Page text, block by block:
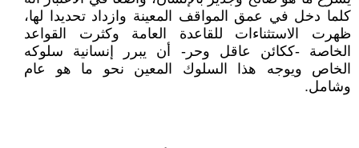
كلما دخل في عمق المواقف المعينة وازداد تحديدا لها،
ظهرت الاستثناءات للقاعدة العامة وكثرت القواعد
الخاصة -ككائن عاقل وحر- أن يبرر إنسانية سلوكه
الخاص ويوجه هذا السلوك المعين نحو ما هو عام
وشامل.